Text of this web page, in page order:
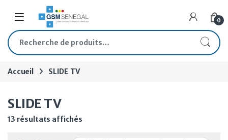
Skip to navigation
Skip to content
Open 0
Recherche pour :
Accueil SLIDE TV
SLIDE TV
13 résultats affichés